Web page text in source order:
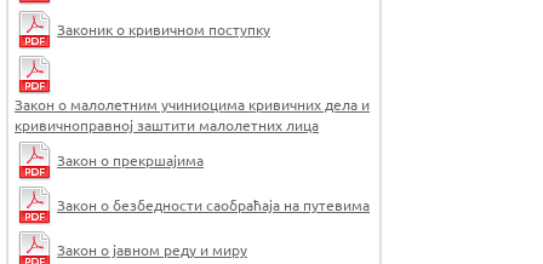
Законик о кривичном поступку
Закон о малолетним учиниоцима кривичних дела и
кривичноправној заштити малолетних лица
Закон о прекршајима
Закон о безбедности саобраћаја на путевима
Закон о јавном реду и миру